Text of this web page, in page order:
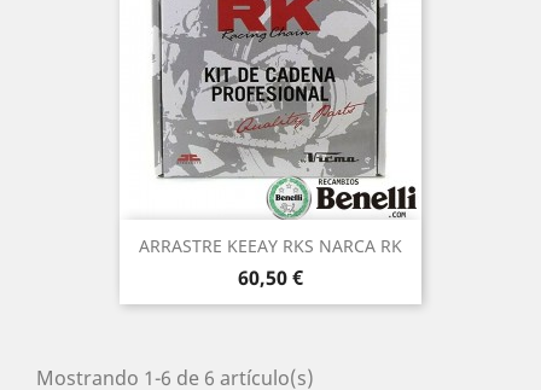
ARRASTRE KEEAY RKS NARCA RK
Precio
60,50 €
Mostrando 1-6 de 6 artículo(s)